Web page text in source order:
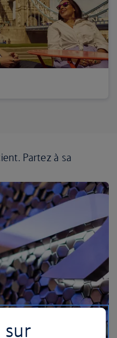
Partez à sa
sur